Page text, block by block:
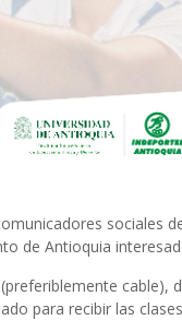
sociales
de Antioquia
para recibir las